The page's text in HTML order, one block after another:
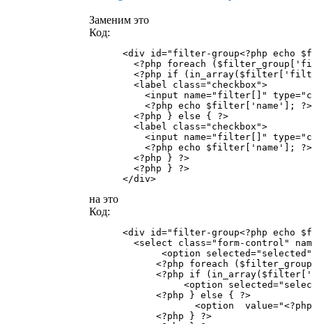
Заменим это
Код:
<div id="filter-group<?php echo
<?php foreach
<?php if
        <label class="checkbox">
<input name="filter[]"
<?php echo $filter['name'];
        <?php } else { ?>
        <label class="checkbox">
<input name="filter[]"
<?php echo $filter['name'];
        <?php } ?>
        <?php } ?>
      </div>
на это
Код:
<div id="filter-group<?php echo
<select class="form-control"
<option
<?php foreach
<?php if
<option
            <?php } else { ?>
<option
            <?php } ?>